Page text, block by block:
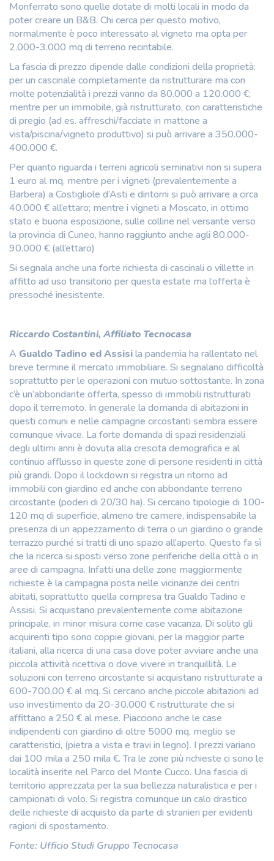
Monferrato sono quelle dotate di molti locali in modo da
poter creare un B&B. Chi cerca per questo motivo,
normalmente è poco interessato al vigneto ma opta per
2.000-3.000 mq di terreno recintabile.
La fascia di prezzo dipende dalle condizioni della proprietà:
per un cascinale completamente da ristrutturare ma con
molte potenzialità i prezzi vanno da 80.000 a 120.000 €;
mentre per un immobile, già ristrutturato, con caratteristiche
di pregio (ad es. affreschi/facciate in mattone a
vista/piscina/vigneto produttivo) si può arrivare a 350.000-
400.000 €.
Per quanto riguarda i terreni agricoli seminativi non si supera
1 euro al mq, mentre per i vigneti (prevalentemente a
Barbera) a Costigliole d’Asti e dintorni si può arrivare a circa
40.000 € all’ettaro; mentre i vigneti a Moscato, in ottimo
stato e buona esposizione, sulle colline nel versante verso
la provincia di Cuneo, hanno raggiunto anche agli 80.000-
90.000 € (all’ettaro)
Si segnala anche una forte richiesta di cascinali o villette in
affitto ad uso transitorio per questa estate ma l’offerta è
pressoché inesistente.
Riccardo Costantini, Affiliato Tecnocasa
A Gualdo Tadino ed Assisila pandemia ha rallentato nel
breve termine il mercato immobiliare. Si segnalano difficoltà
soprattutto per le operazioni con mutuo sottostante. In zona
c’è un’abbondante offerta, spesso di immobili ristrutturati
dopo il terremoto. In generale la domanda di abitazioni in
questi comuni e nelle campagne circostanti sembra essere
comunque vivace. La forte domanda di spazi residenziali
degli ultimi anni è dovuta alla crescita demografica e al
continuo afflusso in queste zone di persone residenti in città
più grandi. Dopo il lockdown si registra un ritorno ad
immobili con giardino ed anche con abbondante terreno
circostante (poderi di 20/30 ha). Si cercano tipologie di 100-
120 mq di superficie, almeno tre camere, indispensabile la
presenza di un appezzamento di terra o un giardino o grande
terrazzo purché si tratti di uno spazio all’aperto. Questo fa sì
che la ricerca si sposti verso zone periferiche della città o in
aree di campagna. Infatti una delle zone maggiormente
richieste è la campagna posta nelle vicinanze dei centri
abitati, soprattutto quella compresa tra Gualdo Tadino e
Assisi. Si acquistano prevalentemente come abitazione
principale, in minor misura come case vacanza. Di solito gli
acquirenti tipo sono coppie giovani, per la maggior parte
italiani, alla ricerca di una casa dove poter avviare anche una
piccola attività ricettiva o dove vivere in tranquillità. Le
soluzioni con terreno circostante si acquistano ristrutturate a
600-700,00 € al mq. Si cercano anche piccole abitazioni ad
uso investimento da 20-30.000 € ristrutturate che si
affittano a 250 € al mese. Piacciono anche le case
indipendenti con giardino di oltre 5000 mq, meglio se
caratteristici, (pietra a vista e travi in legno). I prezzi variano
dai 100 mila a 250 mila €. Tra le zone più richieste ci sono le
località inserite nel Parco del Monte Cucco. Una fascia di
territorio apprezzata per la sua bellezza naturalistica e per i
campionati di volo. Si registra comunque un calo drastico
delle richieste di acquisto da parte di stranieri per evidenti
ragioni di spostamento.
Fonte: Ufficio Studi Gruppo Tecnocasa